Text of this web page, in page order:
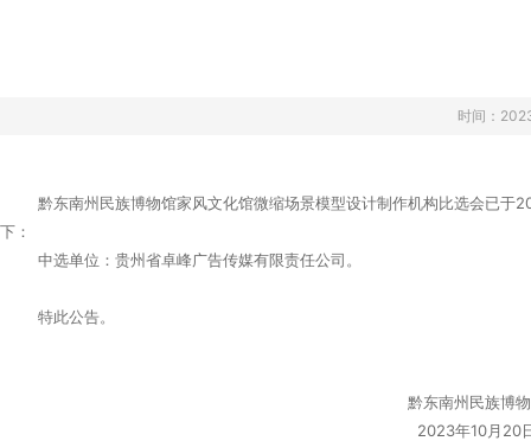
时间：
黔东南州民族博物馆家风文化馆微缩场景模型设计制作机构比选会已于
下：
中选单位：贵州省卓峰广告传媒有限责任公司。
特此公告。
黔东南州民族博物
2023年10月20